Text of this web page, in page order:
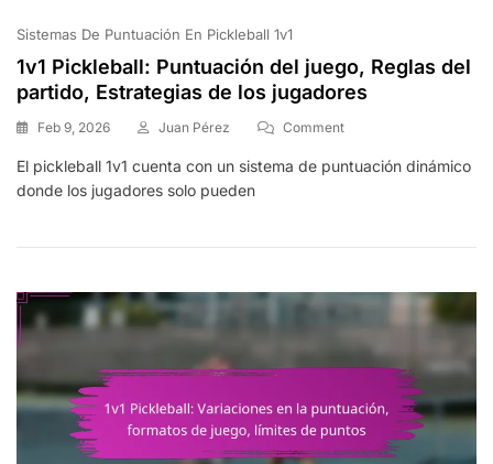
Sistemas De Puntuación En Pickleball 1v1
1v1 Pickleball: Puntuación del juego, Reglas del
partido, Estrategias de los jugadores
Feb 9, 2026 Juan Pérez CommentOn
Pickleball:
Reglas
Partido,
Jugadores
El pickleball 1v1 cuenta con un sistema de puntuación dinámico
donde los jugadores solo pueden